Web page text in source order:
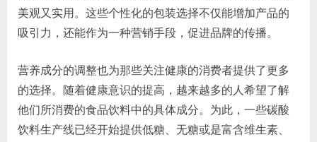
美观又实用。这些个性化的包装选择不仅能增加产品的
吸引力，还能作为一种营销手段，促进品牌的传播。
营养成分的调整也为那些关注健康的消费者提供了更多
的选择。随着健康意识的提高，越来越多的人希望了解
他们所消费的食品饮料中的具体成分。为此，一些碳酸
饮料生产线已经开始提供低糖、无糖或是富含维生素、